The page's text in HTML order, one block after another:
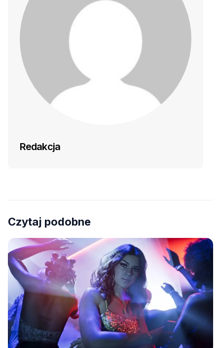
Redakcja
Czytaj podobne